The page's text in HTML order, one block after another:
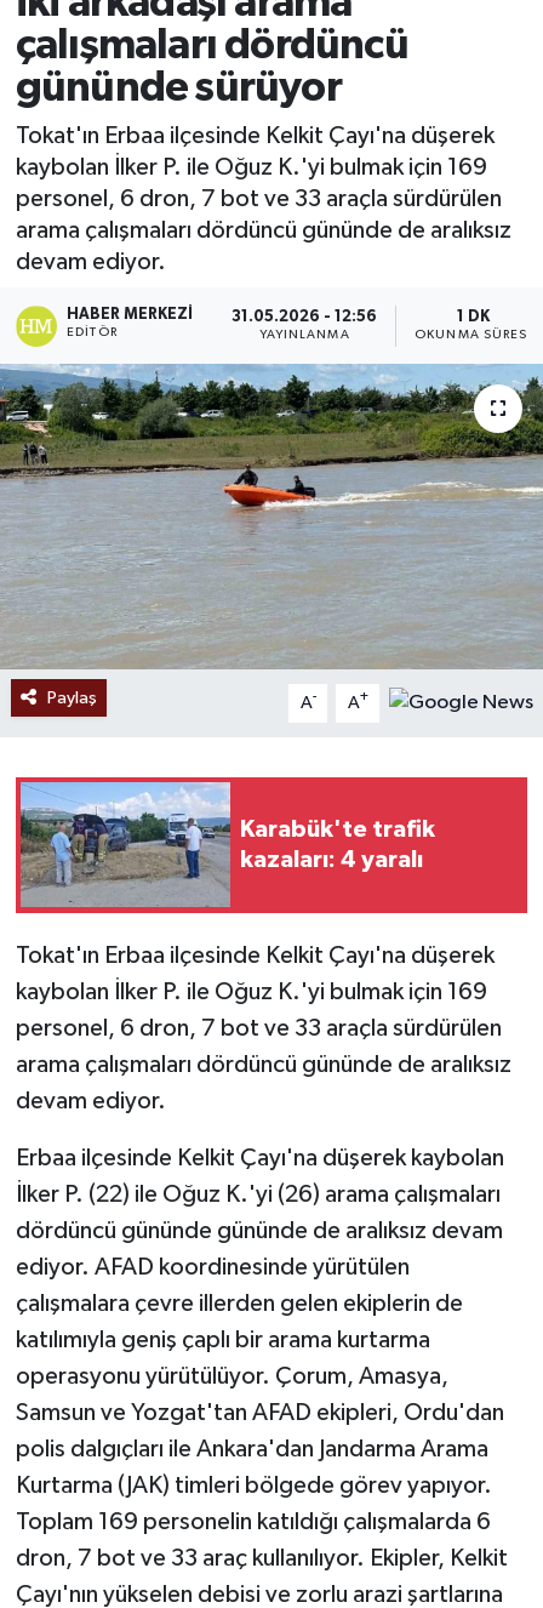
çalışmaları dördüncü
gününde sürüyor
Tokat'ın Erbaa ilçesinde Kelkit Çayı'na düşerek
kaybolan İlker P. ile Oğuz K.'yi bulmak için 169
personel, 6 dron, 7 bot ve 33 araçla sürdürülen
arama çalışmaları dördüncü gününde de aralıksız
devam ediyor.
HABER MERKEZI
EDITÖR
31.05.2026 - 12:56
YAYINLANMA
1 DK
OKUNMA SÜRESI
Paylaş A- A+
Karabük'te trafik
kazaları: 4 yaralı
Tokat'ın Erbaa ilçesinde Kelkit Çayı'na düşerek
kaybolan İlker P. ile Oğuz K.'yi bulmak için 169
personel, 6 dron, 7 bot ve 33 araçla sürdürülen
arama çalışmaları dördüncü gününde de aralıksız
devam ediyor.
Erbaa ilçesinde Kelkit Çayı'na düşerek kaybolan
İlker P. (22) ile Oğuz K.'yi (26) arama çalışmaları
dördüncü gününde gününde de aralıksız devam
ediyor. AFAD koordinesinde yürütülen
çalışmalara çevre illerden gelen ekiplerin de
katılımıyla geniş çaplı bir arama kurtarma
operasyonu yürütülüyor. Çorum, Amasya,
Samsun ve Yozgat'tan AFAD ekipleri, Ordu'dan
polis dalgıçları ile Ankara'dan Jandarma Arama
Kurtarma (JAK) timleri bölgede görev yapıyor.
Toplam 169 personelin katıldığı çalışmalarda 6
dron, 7 bot ve 33 araç kullanılıyor. Ekipler, Kelkit
Çayı'nın yükselen debisi ve zorlu arazi şartlarına
Ekonomi
Sağlık
Tokat Haber